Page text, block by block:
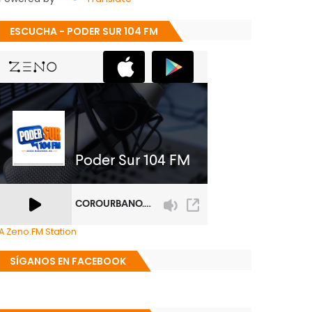
ESCUCHA - PODER SUR 104 FM
Zeno.FM Station
SÍGANOS EN FACEBOOK